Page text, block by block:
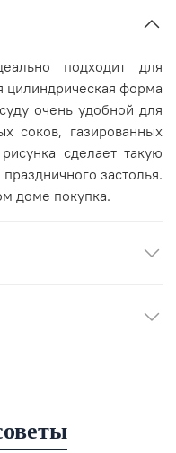
подходит для
цилиндрическая форма
очень удобной для
соков, газированных
сделает такую
застолья.
доме покупка.